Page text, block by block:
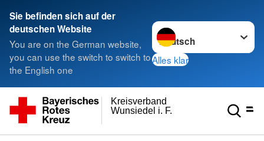
Sie befinden sich auf der
deutschen Website
You are on the German website,
you can use the switch to switch to
the English one
Sprache wechseln zu
Alles klar
Wunsiedel i. F.
Kreisverband